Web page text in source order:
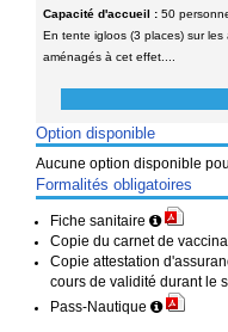
Capacité d'accueil : 50
En tente igloos (3 places) sur
aménagés à cet effet....
Option disponible
Aucune option disponible
Formalités obligatoires
Fiche sanitaire
Copie du carnet de
Copie attestation
cours de validité durant le
Pass-Nautique